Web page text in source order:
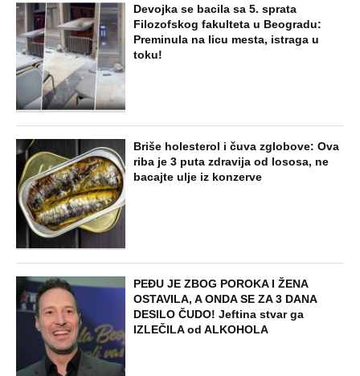
Devojka se bacila sa 5. sprata
Filozofskog fakulteta u Beogradu:
Preminula na licu mesta, istraga u
toku!
Briše holesterol i čuva zglobove: Ova
riba je 3 puta zdravija od lososa, ne
bacajte ulje iz konzerve
PEĐU JE ZBOG POROKA I ŽENA
OSTAVILA, A ONDA SE ZA 3 DANA
DESILO ČUDO! Jeftina stvar ga
IZLEČILA od ALKOHOLA